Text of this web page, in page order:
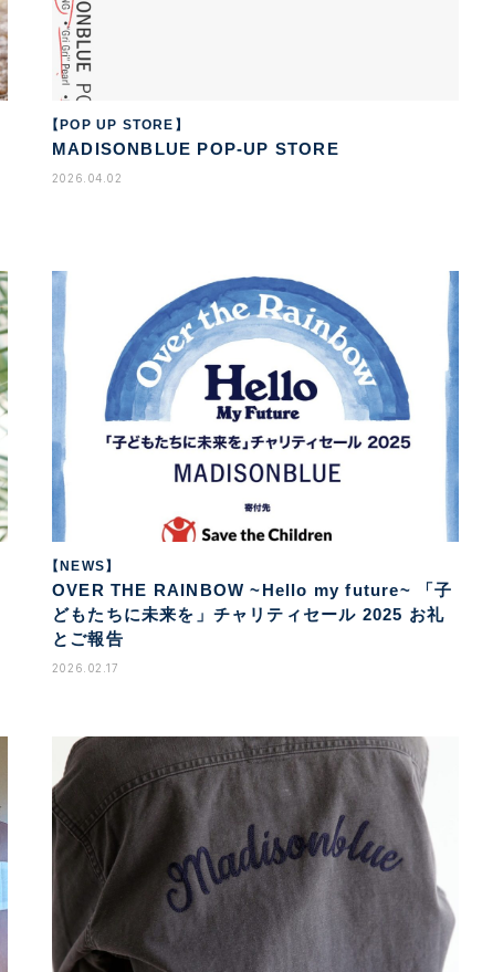
【POP UP STORE】
MADISONBLUE POP-UP STORE
2026.04.02
【NEWS】
OVER THE RAINBOW ~Hello my future~ 「子
どもたちに未来を」チャリティセール 2025 お礼
とご報告
2026.02.17